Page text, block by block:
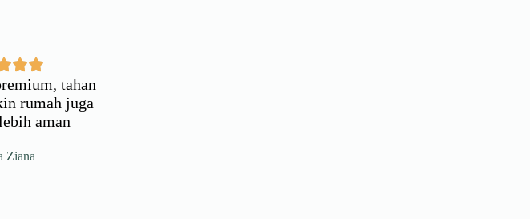
tahan
rumah juga
aman
Ziana